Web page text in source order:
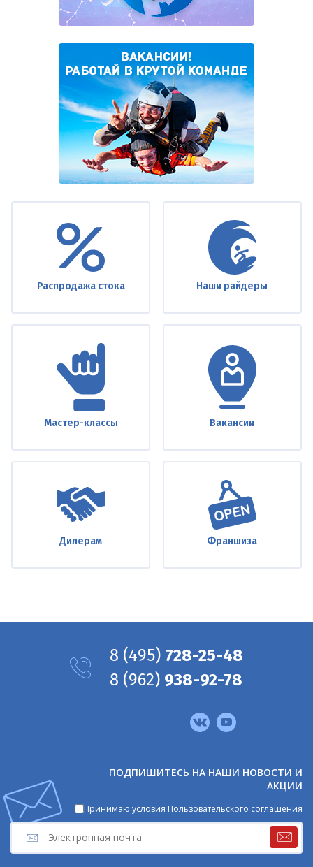
Распродажа стока Наши райдеры
Мастер-классы Вакансии
Дилерам Франшиза
ПОДПИШИТЕСЬ НА НАШИ НОВОСТИ И
АКЦИИ
Принимаю условия Пользовательского соглашения
8 (495) 728-25-48
8 (962) 938-92-78